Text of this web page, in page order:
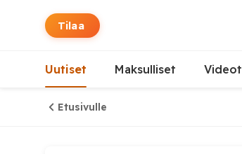
Tilaa
Uutiset Maksulliset Videot
Etusivulle